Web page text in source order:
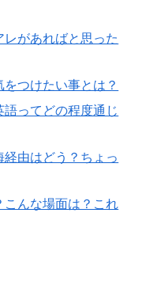
があればと思った
をつけたい事とは？
ってどの程度通じ
由はどう？ちょっ
こんな場面は？これ